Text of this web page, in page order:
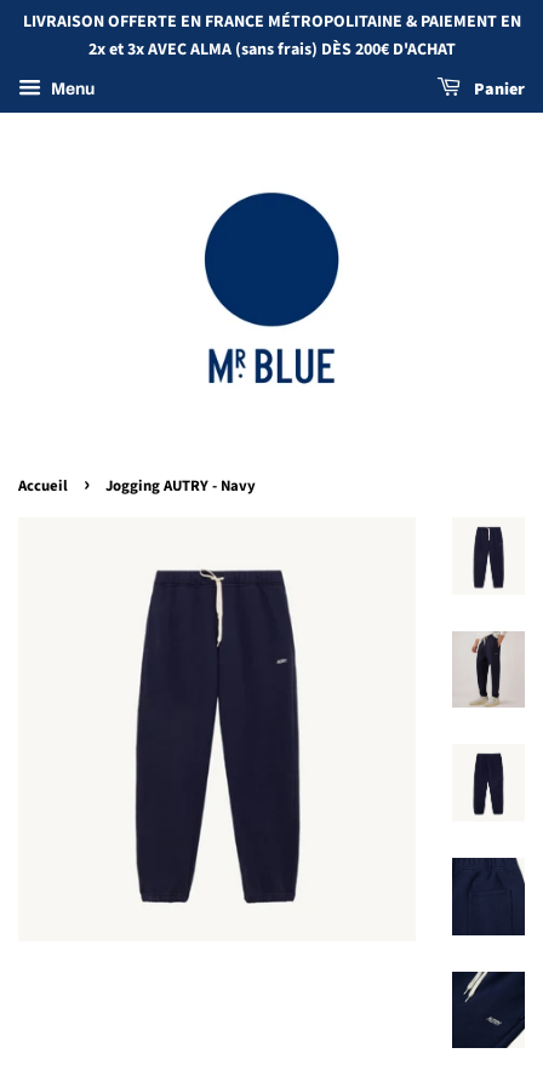
LIVRAISON OFFERTE EN FRANCE MÉTROPOLITAINE & PAIEMENT EN
2x et 3x AVEC ALMA (sans frais) DÈS 200€ D'ACHAT
Menu Panier
Accueil › Jogging AUTRY - Navy